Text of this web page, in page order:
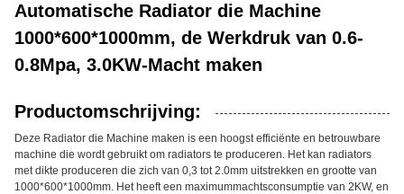
Automatische Radiator die Machine
1000*600*1000mm, de Werkdruk van 0.6-
0.8Mpa, 3.0KW-Macht maken
Productomschrijving:
Deze Radiator die Machine maken is een hoogst efficiënte en betrouwbare
machine die wordt gebruikt om radiators te produceren. Het kan radiators
met dikte produceren die zich van 0,3 tot 2.0mm uitstrekken en grootte van
1000*600*1000mm. Het heeft een maximummachtsconsumptie van 2KW, en